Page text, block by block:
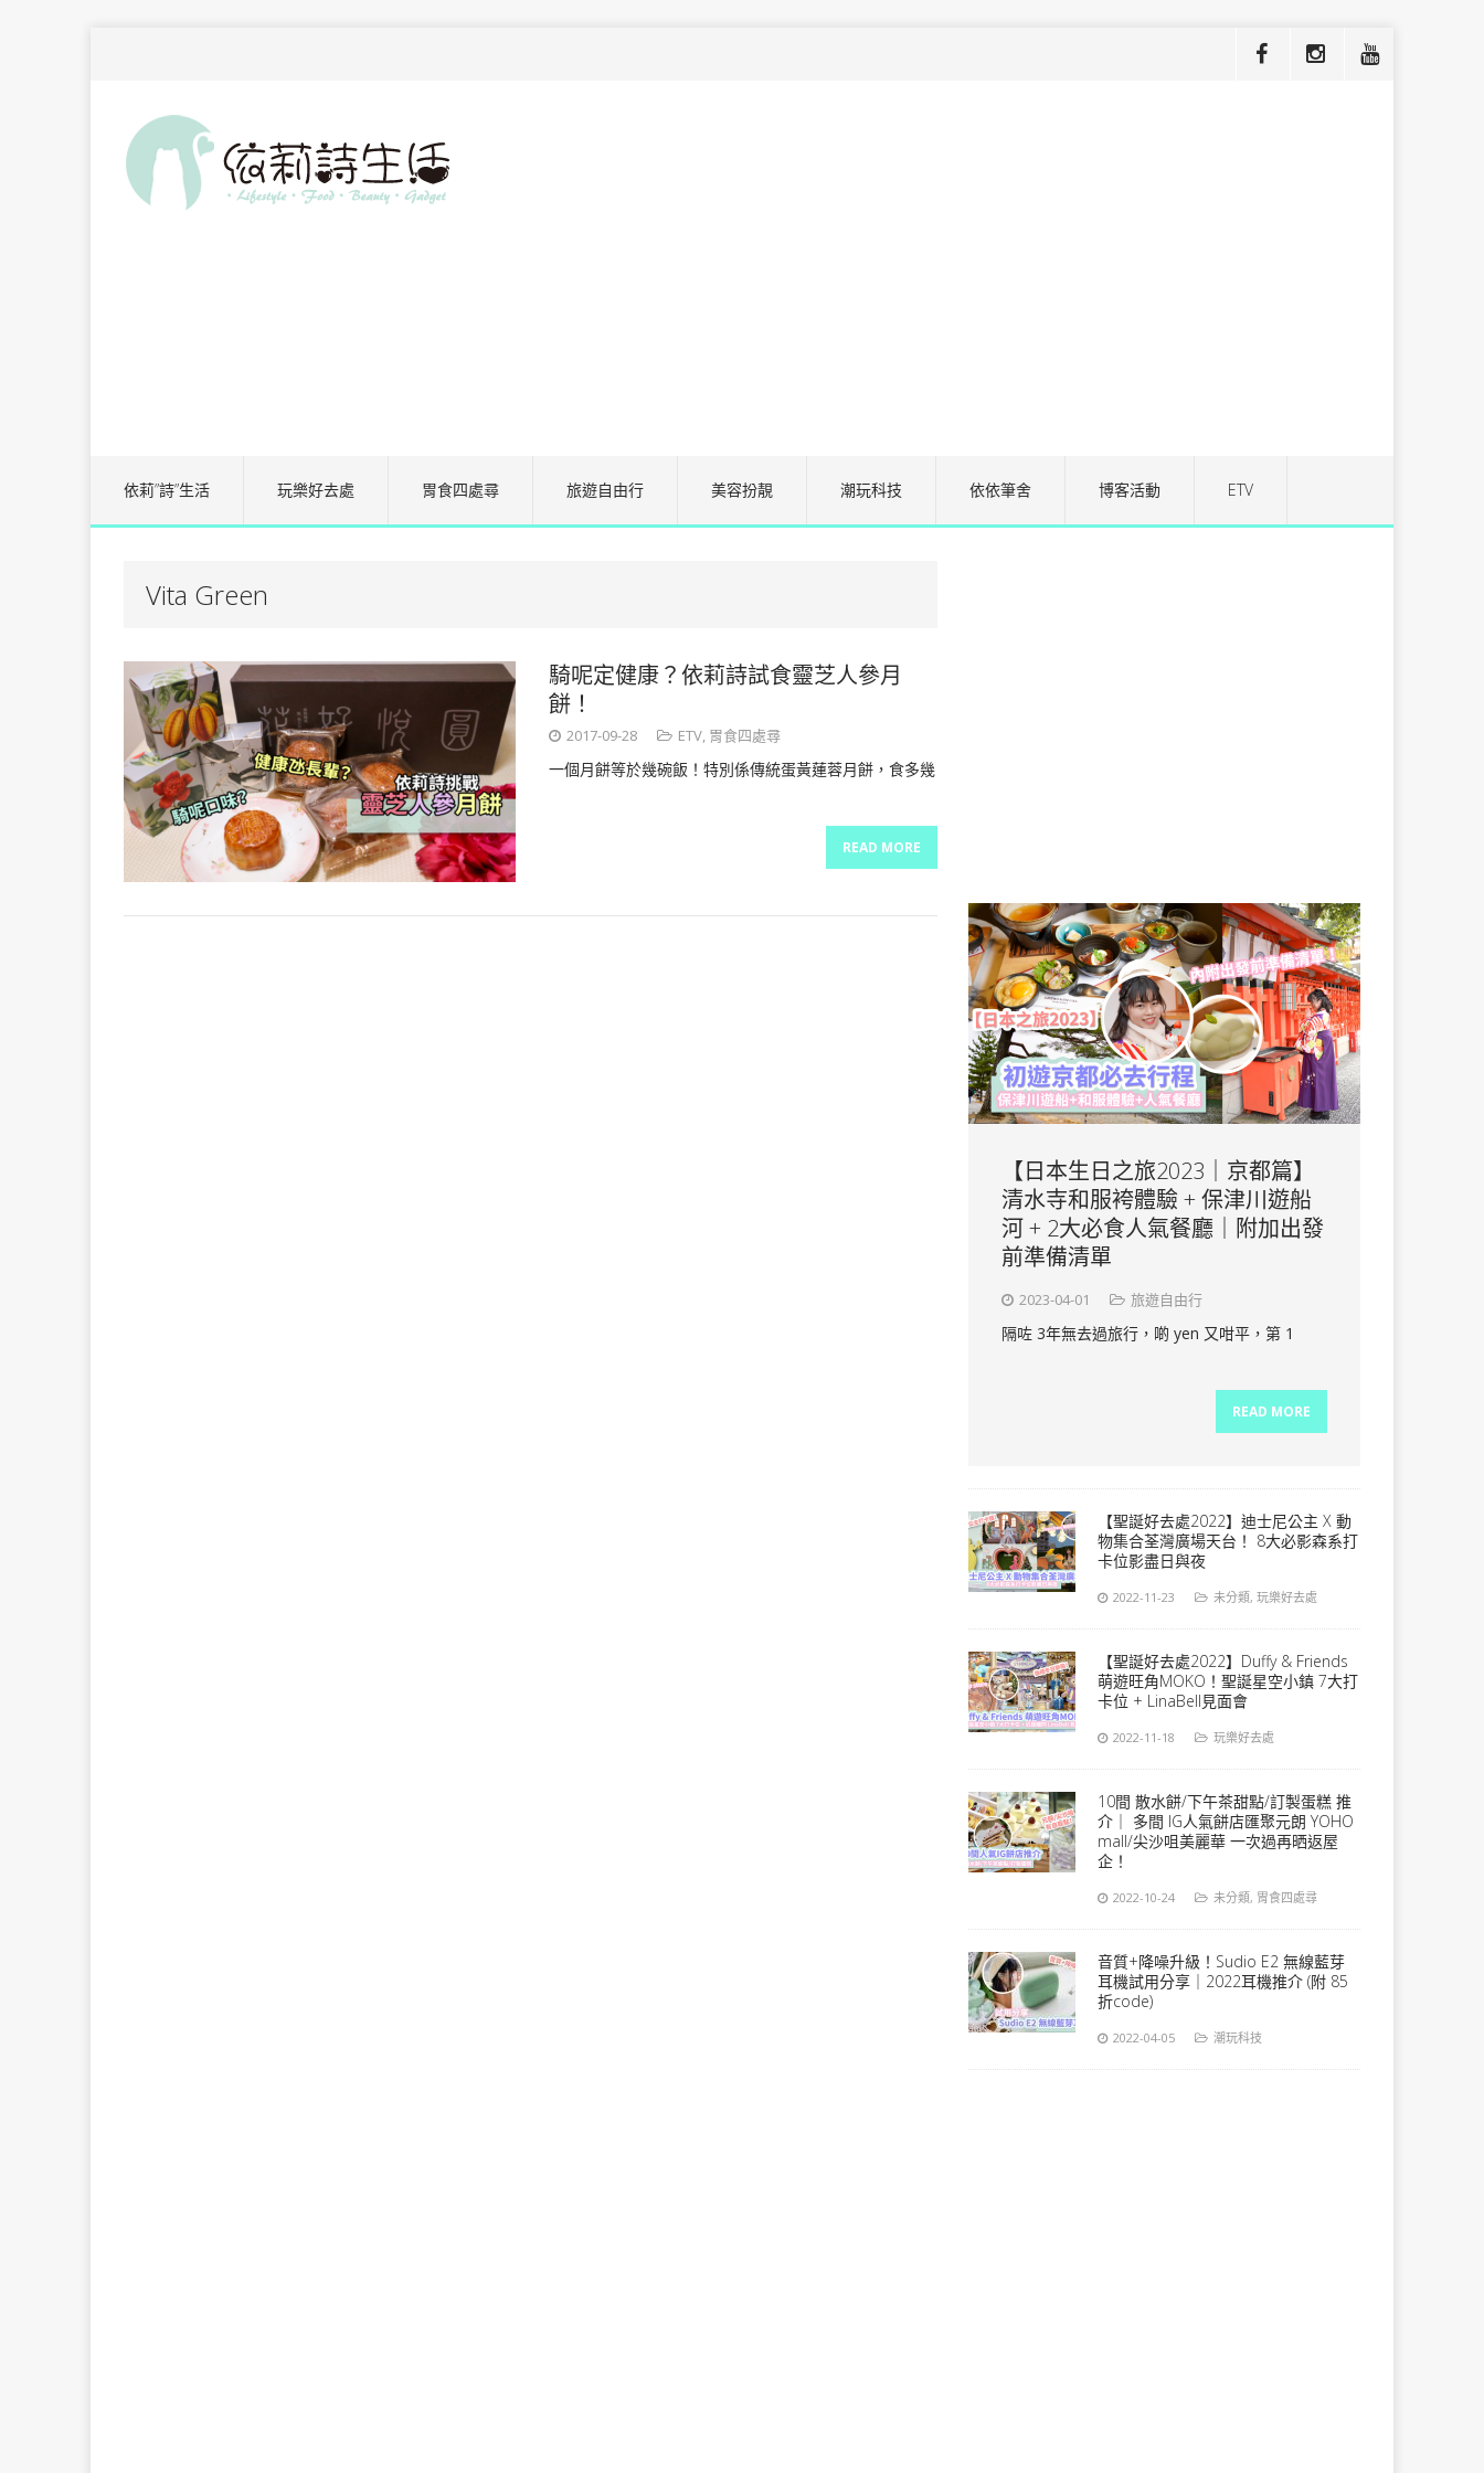
依莉”詩”生活 玩樂好去處 胃食四處尋 旅遊自由行 美容扮靚 潮玩科技 依依筆舍 博客活動 ETV
Vita Green
騎呢定健康？依莉詩試食靈芝人參月
餅！
2017-09-28 ETV, 胃食四處尋
一個月餅等於幾碗飯！特別係傳統蛋黃蓮蓉月餅，食多幾
READ MORE
【日本生日之旅2023｜京都篇】
清水寺和服袴體驗 + 保津川遊船
河 + 2大必食人氣餐廳｜附加出發
前準備清單
2023-04-01 旅遊自由行
隔咗 3年無去過旅行，啲 yen 又咁平，第 1
READ MORE
【聖誕好去處2022】迪士尼公主 X 動
物集合荃灣廣場天台！ 8大必影森系打
卡位影盡日與夜
2022-11-23 未分類,玩樂好去處
【聖誕好去處2022】Duffy & Friends
萌遊旺角MOKO！聖誕星空小鎮 7大打
卡位 + LinaBell見面會
2022-11-18 玩樂好去處
10間 散水餅/下午茶甜點/訂製蛋糕 推
介｜ 多間 IG人氣餅店匯聚元朗 YOHO
mall/尖沙咀美麗華 一次過再晒返屋
企！
2022-10-24 未分類, 胃食四處尋
音質+降噪升級！Sudio E2 無線藍芽
耳機試用分享｜2022耳機推介 (附 85
折code)
2022-04-05 潮玩科技